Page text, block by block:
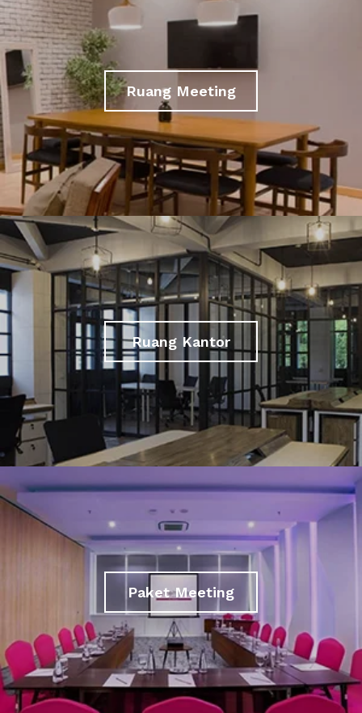
Ruang Meeting
Ruang Kantor
Paket Meeting